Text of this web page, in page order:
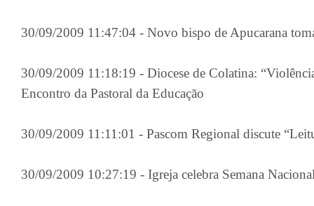
30/09/2009 11:47:04 - Novo bispo de Apucarana
30/09/2009 11:18:19 - Diocese de Colatina:
Encontro da Pastoral da Educação
30/09/2009 11:11:01 - Pascom Regional discute
30/09/2009 10:27:19 - Igreja celebra Semana